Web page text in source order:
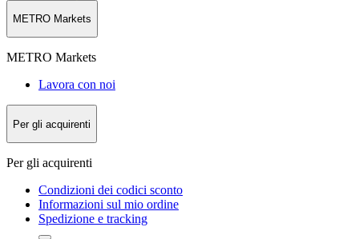
METRO Markets
METRO Markets
Lavora con noi
Per gli acquirenti
Per gli acquirenti
Condizioni dei codici sconto
Informazioni sul mio ordine
Spedizione e tracking